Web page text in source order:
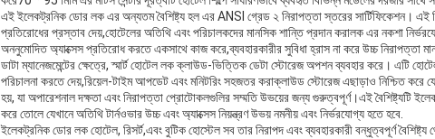
এই ইলেকট্রনিক ডোর লক এর অন্যতম বৈশিষ্ট্য হল এর ANSI গ্রেড ২ নিরাপত্তা স্তরের সার্টিফিকেশন। এই
প্রতিরোধের প্রস্তাব দেয়,হোটেলের অতিথি এবং পরিচালকদের মানসিক শান্তি প্রদান করালক এর নকশা
অননুমোদিত অ্যাক্সেস প্রতিরোধ করতে একসাথে কাজ করে,ব্যবহারকারীর সুবিধা হ্রাস না করে উচ্চ নিরাপত্তা
ডাটা ম্যানেজমেন্টের ক্ষেত্রে, স্মার্ট হোটেল লক ক্লাউড-ভিত্তিক ডেটা স্টোরেজ অপশন ব্যবহার করে। এটি
পরিচালনা করতে দেয়,রিয়েল-টাইম আপডেট এবং মনিটরিং সহজতর করাক্লাউড স্টোরেজ এছাড়াও নিশ্চিত করে
হয়, যা অপারেশনাল দক্ষতা এবং নিরাপত্তা প্রোটোকলগুলির সম্মতি উভয়ের জন্য গুরুত্বপূর্ণ।এই বৈশিষ্ট্যটি
করে তোলে যেখানে অতিথি টার্নওভার উচ্চ এবং অ্যাক্সেস নিয়ন্ত্রণ উভয় নমনীয় এবং নির্ভরযোগ্য হতে হবে.
ইলেকট্রনিক ডোর লক হোটেল, রিসর্ট,এবং বুটিক হোস্টেল সব তার নিরাপদ এবং ব্যবহারকারী বন্ধুত্বপূর্ণ